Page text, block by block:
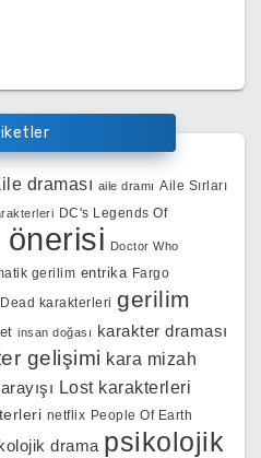
draması aile dramı Aile Sırları
DC's Legends Of
önerisi Doctor Who
gerilim entrika Fargo
karakterleri gerilim
insan doğası karakter draması
gelişimi kara mizah
Lost karakterleri
netflix People Of Earth
drama psikolojik